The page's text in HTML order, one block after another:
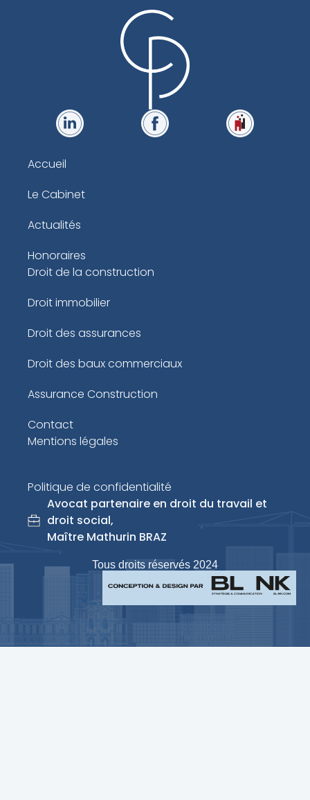
Accueil
Le Cabinet
Actualités
Honoraires
Droit de la construction
Droit immobilier
Droit des assurances
Droit des baux commerciaux
Assurance Construction
Contact
Mentions légales
Politique de confidentialité
Avocat partenaire en droit du travail et
droit social,
Maître Mathurin BRAZ
Tous droits réservés 2024